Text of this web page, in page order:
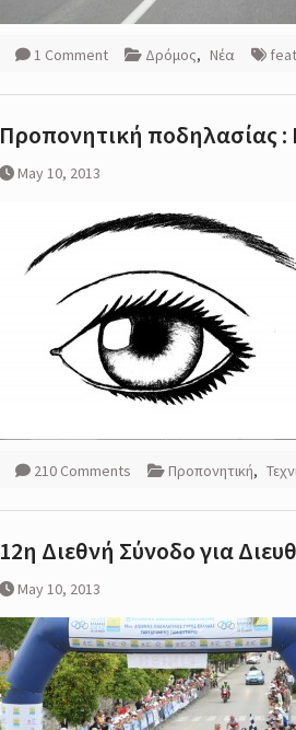
1 Comment Δρόμος, Νέα
Προπονητική ποδηλασίας :
May 10, 2013
210 Comments Προπονητική,
12η Διεθνή Σύνοδο για
May 10, 2013